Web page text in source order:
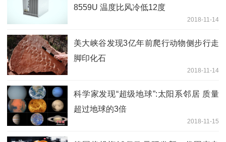
8559U 温度比风冷低12度
2018-11-14
美大峡谷发现3亿年前爬行动物侧步行走
脚印化石
2018-11-14
科学家发现“超级地球”:太阳系邻居 质量
超过地球的3倍
2018-11-15